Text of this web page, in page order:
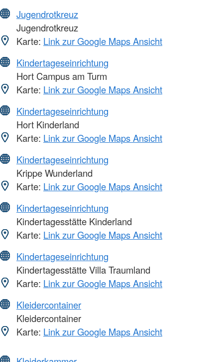
Jugendrotkreuz
Jugendrotkreuz
Karte: Link zur Google Maps Ansicht
Kindertageseinrichtung
Hort Campus am Turm
Karte: Link zur Google Maps Ansicht
Kindertageseinrichtung
Hort Kinderland
Karte: Link zur Google Maps Ansicht
Kindertageseinrichtung
Krippe Wunderland
Karte: Link zur Google Maps Ansicht
Kindertageseinrichtung
Kindertagesstätte Kinderland
Karte: Link zur Google Maps Ansicht
Kindertageseinrichtung
Kindertagesstätte Villa Traumland
Karte: Link zur Google Maps Ansicht
Kleidercontainer
Kleidercontainer
Karte: Link zur Google Maps Ansicht